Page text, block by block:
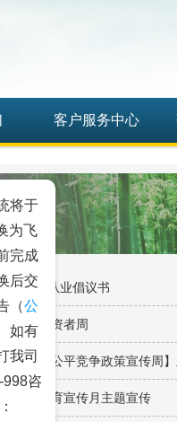
客户服务中心
场廉洁从业倡议书
年世界投资者周
年中国公平竞争政策宣传周
金融教育宣传月主题宣传
将于
为飞
完成
后交
（公
如有
我司
咨